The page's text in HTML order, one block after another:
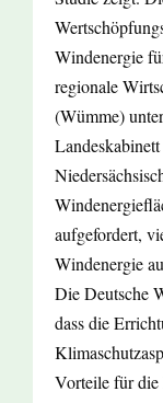
Windenergie
regionale
(Wümme)
aufgefordert,
Windenergie
Die Deutsche
dass die
Vorteile für die